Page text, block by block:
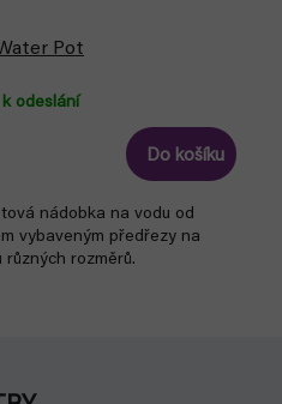
Pot
odeslání
Do košíku
nádobka na vodu od
vybaveným předřezy na
různých rozměrů.